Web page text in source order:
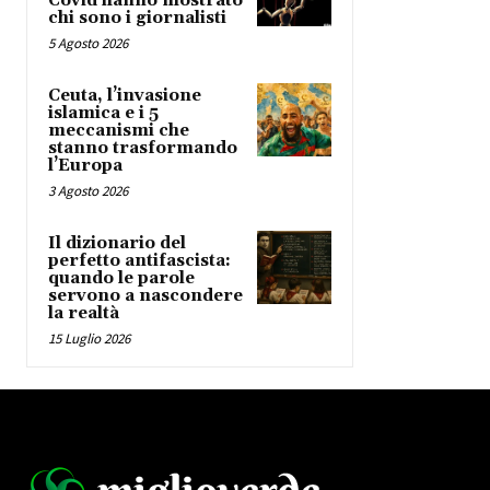
chi sono i giornalisti
5 Agosto 2026
Ceuta, l’invasione
islamica e i 5
meccanismi che
stanno trasformando
l’Europa
3 Agosto 2026
Il dizionario del
perfetto antifascista:
quando le parole
servono a nascondere
la realtà
15 Luglio 2026